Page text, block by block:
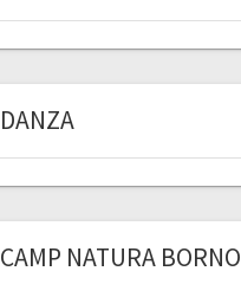
DANZA
CAMP NATURA BORNO